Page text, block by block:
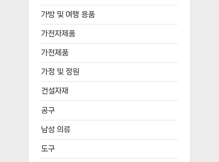
가방 및 여행 용품
가전자제품
가전제품
가정 및 정원
건설자재
공구
남성 의류
도구